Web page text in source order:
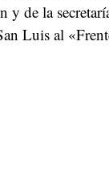
y de la
Luis al